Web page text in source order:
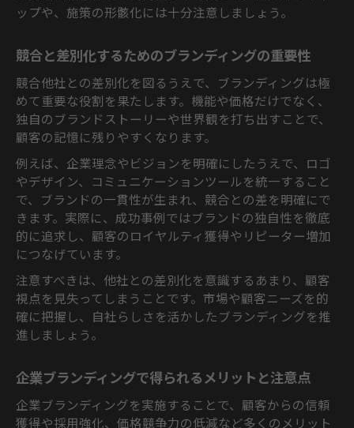
ブランド理念を社員に浸透させるブランデ
組織全体で推進する企業ブランディングの
仕組み
ップや、施策の形骸化には十分注意しましょう。
競合と差別化するためのブランディングの重要性
競合他社との差別化を図るうえで、ブランディングは極
めて重要な役割を果たします。機能や価格だけでなく、
独自のブランドストーリーや世界観を打ち出すことで、
顧客の記憶に残りやすくなります。
例えば、企業理念やビジョンを明確にしたうえで、ロゴ
やデザイン、コミュニケーションツールを統一すること
で、ブランドの一貫性が生まれ、競合との差を明確にで
きます。実際に、成功事例ではブランドの独自性を徹底
的に追求し、顧客のロイヤルティ獲得やリピーター増加
につなげています。
注意すべきは、他社との差別化を意識するあまり、顧客
視点を見失ってしまうことです。市場や顧客ニーズを的
確に把握し、自社らしさを活かしたブランディングを推
進しましょう。
企業ブランディングで得られるメリットと注意点
企業ブランディングを実施することで、顧客からの信頼
獲得や採用強化、価格競争力の低減など多くのメリット